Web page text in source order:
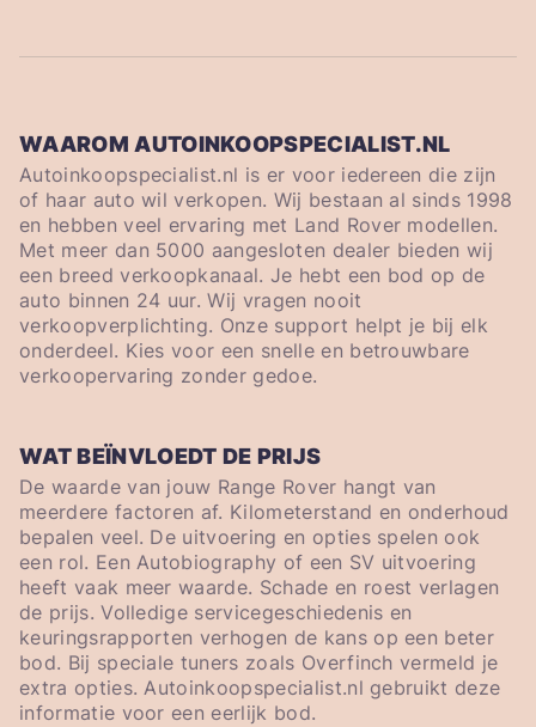
WAAROM AUTOINKOOPSPECIALIST.NL
Autoinkoopspecialist.nl is er voor iedereen die zijn
of haar auto wil verkopen. Wij bestaan al sinds 1998
en hebben veel ervaring met Land Rover modellen.
Met meer dan 5000 aangesloten dealer bieden wij
een breed verkoopkanaal. Je hebt een bod op de
auto binnen 24 uur. Wij vragen nooit
verkoopverplichting. Onze support helpt je bij elk
onderdeel. Kies voor een snelle en betrouwbare
verkoopervaring zonder gedoe.
WAT BEÏNVLOEDT DE PRIJS
De waarde van jouw Range Rover hangt van
meerdere factoren af. Kilometerstand en onderhoud
bepalen veel. De uitvoering en opties spelen ook
een rol. Een Autobiography of een SV uitvoering
heeft vaak meer waarde. Schade en roest verlagen
de prijs. Volledige servicegeschiedenis en
keuringsrapporten verhogen de kans op een beter
bod. Bij speciale tuners zoals Overfinch vermeld je
extra opties. Autoinkoopspecialist.nl gebruikt deze
informatie voor een eerlijk bod.